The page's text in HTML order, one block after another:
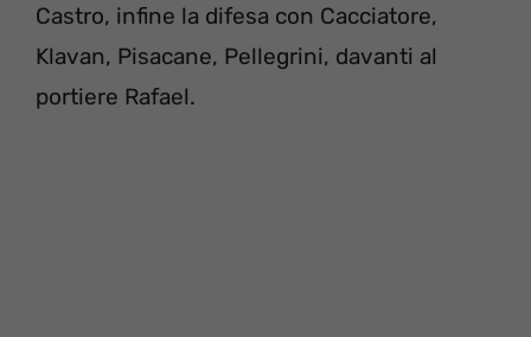
Castro, infine la difesa con Cacciatore,
Klavan, Pisacane, Pellegrini, davanti al
portiere Rafael.